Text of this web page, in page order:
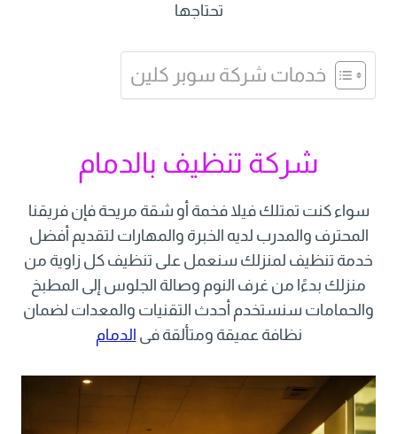
تحتاجها
خدمات شركة سوبر كلين
شركة تنظيف بالدمام
سواء كنت تمتلك فيلا فخمة أو شقة مريحة فإن فريقنا
المحترف والمدرب لديه الخبرة والمهارات لتقديم أفضل
خدمة تنظيف لمنزلك سنعمل على تنظيف كل زاوية من
منزلك بدءًا من غرف النوم وصالة الجلوس إلى المطبخ
والحمامات سنستخدم أحدث التقنيات والمعدات لضمان
نظافة عميقة ومتألقة فى الدمام